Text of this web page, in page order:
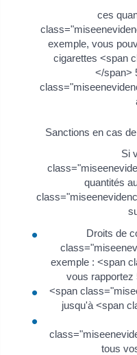
ces
exemple, vous
cigarettes <span
</span>
Sanctions en cas
Si
quantités
Droits de
exemple : <span
vous rapportez
<span
jusqu'à <span
tous